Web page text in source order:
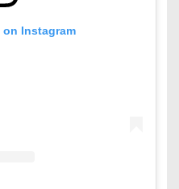
Instagram